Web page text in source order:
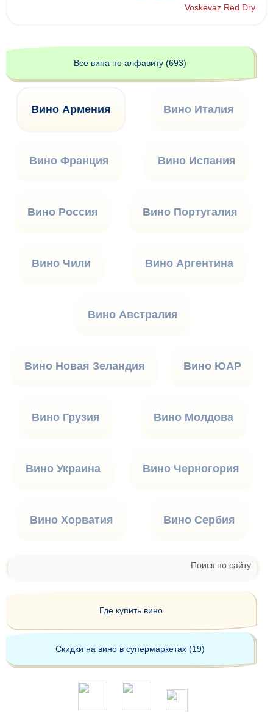
Voskevaz Red Dry
Все вина по алфавиту (693)
Вино Италия
Вино Франция Вино Испания
Вино Россия Вино Португалия
Вино Чили Вино Аргентина
Вино Австралия
Вино Новая Зеландия Вино ЮАР
Вино Грузия Вино Молдова
Вино Украина Вино Черногория
Вино Хорватия Вино Сербия
Вино Армения
Поиск по сайту
Где купить вино
Скидки на вино в супермаркетах (19)